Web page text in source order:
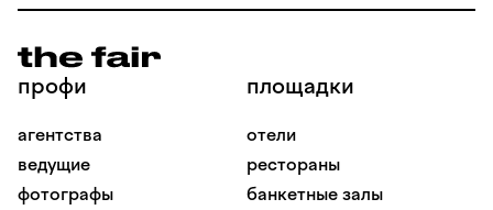
профи
агентства
ведущие
фотографы
площадки
отели
рестораны
банкетные залы